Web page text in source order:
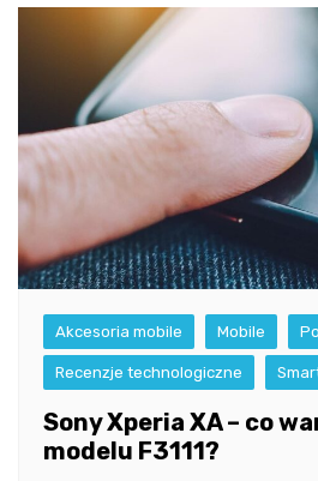
Akcesoria mobile Mobile
Recenzje technologiczne
Sony Xperia XA – co
modelu F3111?